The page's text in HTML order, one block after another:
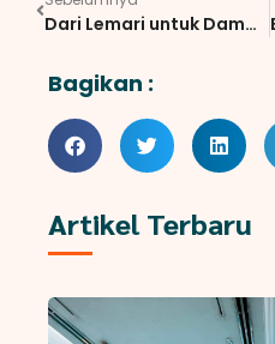
Dari Lemari untuk Dampak yang Lebih Luas: Kolaborasi Evermos dan Prodi Tata Busana UPI Dorong Pemahaman tentang Textile Waste Management
Bagikan :
Artikel Terbaru